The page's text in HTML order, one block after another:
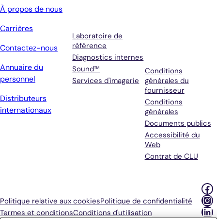
À propos de nous
Carrières
Contactez-nous
Annuaire du
personnel
Distributeurs
internationaux
Laboratoire de
référence
Diagnostics internes
Sound™
Services d'imagerie
Conditions
générales du
fournisseur
Conditions
générales
Documents publics
Accessibilité du
Web
Contrat de CLU
Politique relative aux cookiesPolitique de confidentialité
Termes et conditionsConditions d'utilisation